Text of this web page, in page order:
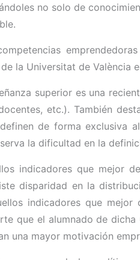
no solo de
la Universitat de València
superior es una
etc.). También
de forma exclusiva
la dificultad en la
indicadores que mejor
disparidad en la
indicadores que mejor
que el alumnado de dicha
una mayor motivación